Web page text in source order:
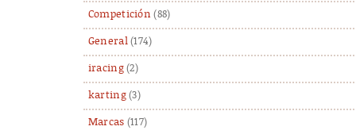
Competición (88)
General(174)
iracing(2)
karting(3)
Marcas (117)